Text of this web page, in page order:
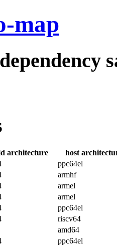
map
architecture
host
ppc64el
armhf
armel
armel
ppc64el
riscv64
amd64
ppc64el